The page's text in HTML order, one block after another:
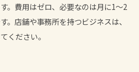
。費用はゼロ、必要なのは月に1〜2
。店舗や事務所を持つビジネスは、
ください。